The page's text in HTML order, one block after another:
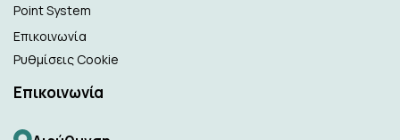
Point System
Επικοινωνία
Ρυθμίσεις Cookie
Επικοινωνία